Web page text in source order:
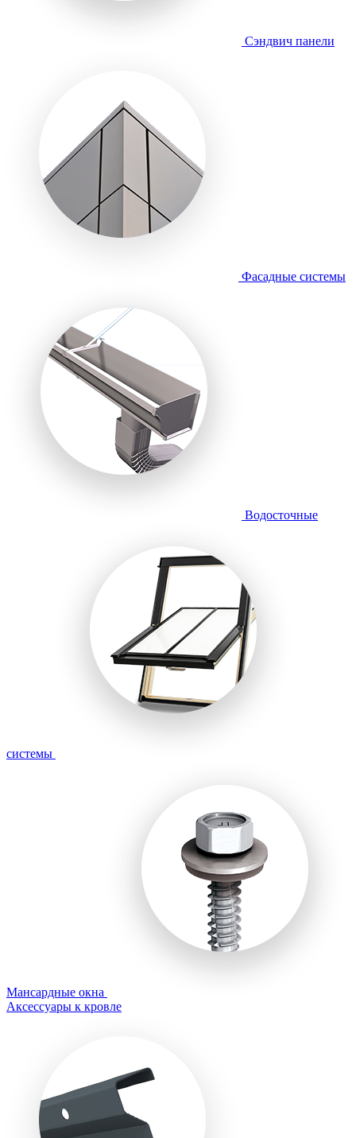
Сэндвич панели
Фасадные системы
Водосточные
системы
Мансардные окна
Аксессуары к кровле